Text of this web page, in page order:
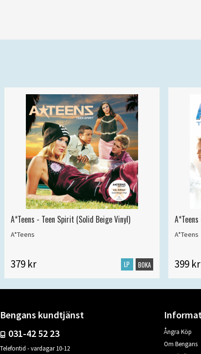
A*Teens - Teen Spirit (Solid Beige Vinyl)
A*Teens
379 kr LP BOKA
A*Teens
399 kr
Bengans kundtjänst
031-42 52 23
Telefontid - vardagar 10-12
Ångra Köp
Om Bengans